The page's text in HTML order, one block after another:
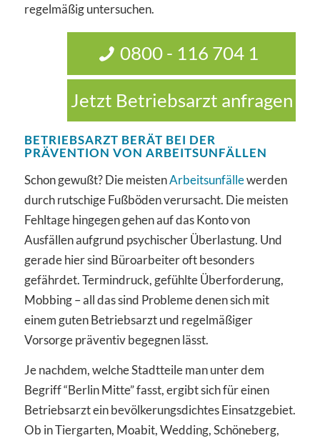
regelmäßig untersuchen.
0800 - 116 704 1
Jetzt Betriebsarzt anfragen
BETRIEBSARZT BERÄT BEI DER
PRÄVENTION VON ARBEITSUNFÄLLEN
Schon gewußt? Die meistenArbeitsunfällewerden
durch rutschige Fußböden verursacht. Die meisten
Fehltage hingegen gehen auf das Konto von
Ausfällen aufgrund psychischer Überlastung. Und
gerade hier sind Büroarbeiter oft besonders
gefährdet. Termindruck, gefühlte Überforderung,
Mobbing – all das sind Probleme denen sich mit
einem guten Betriebsarzt und regelmäßiger
Vorsorge präventiv begegnen lässt.
Je nachdem, welche Stadtteile man unter dem
Begriff “Berlin Mitte” fasst, ergibt sich für einen
Betriebsarzt ein bevölkerungsdichtes Einsatzgebiet.
Ob in Tiergarten, Moabit, Wedding, Schöneberg,